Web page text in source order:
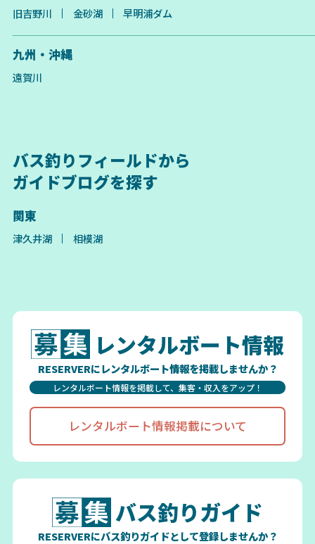
旧吉野川 金砂湖 早明浦ダム
九州・沖縄
遠賀川
バス釣りフィールドから
ガイドブログを探す
関東
津久井湖 相模湖
レンタルボート情報
RESERVERにレンタルボート情報を掲載しませんか？
レンタルボート情報を掲載して、集客・収入をアップ！
レンタルボート情報掲載について
バス釣りガイド
RESERVERにバス釣りガイドとして登録しませんか？